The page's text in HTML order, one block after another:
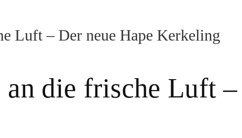
Luft – Der neue Hape Kerkeling
an die frische Luft